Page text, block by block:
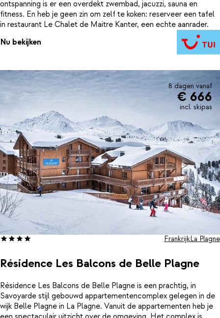
ontspanning is er een overdekt zwembad, jacuzzi, sauna en
fitness. En heb je geen zin om zelf te koken: reserveer een tafel
in restaurant Le Chalet de Maitre Kanter, een echte aanrader.
Nu bekijken
8 dagen vanaf
€ 666
incl. skipas
Résidence Les Balcons de Belle Plagne
FrankrijkLa Plagne
Résidence Les Balcons de Belle Plagne is een prachtig, in
Savoyarde stijl gebouwd appartementencomplex gelegen in de
wijk Belle Plagne in La Plagne. Vanuit de appartementen heb je